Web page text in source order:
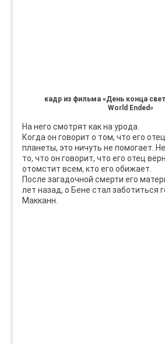
кадр из фильма «День конца
World Ended»
На него смотрят как на урода.
Когда он говорит о том, что его
планеты, это ничуть не помогает.
то, что он говорит, что его отец
отомстит всем, кто его обижает.
После загадочной смерти его
лет назад, о Бене стал заботиться
Макканн.